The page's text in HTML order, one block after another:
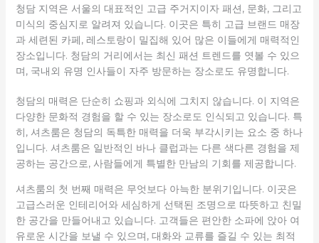
청담 지역은 서울의 대표적인 고급 주거지이자 패션, 문화, 그리고
미식의 중심지로 알려져 있습니다. 이곳은 특히 고급 브랜드 매장
과 세련된 카페, 레스토랑이 밀집해 있어 많은 이들에게 매력적인
장소입니다. 청담의 거리에서는 최신 패션 트렌드를 엿볼 수 있으
며, 국내외 유명 인사들이 자주 방문하는 장소로도 유명합니다.
청담의 매력은 단순히 쇼핑과 외식에 그치지 않습니다. 이 지역은
다양한 문화적 경험을 할 수 있는 장소로도 인식되고 있습니다. 특
히, 셔츠룸은 청담의 독특한 매력을 더욱 부각시키는 요소 중 하나
입니다. 셔츠룸은 일반적인 바나 클럽과는 다른 색다른 경험을 제
공하는 공간으로, 사람들에게 특별한 만남의 기회를 제공합니다.
셔츠룸의 첫 번째 매력은 무엇보다 아늑한 분위기입니다. 이곳은
고급스러운 인테리어와 세심하게 선택된 조명으로 따뜻하고 친밀
한 공간을 만들어내고 있습니다. 고객들은 편안한 소파에 앉아 여
유로운 시간을 보낼 수 있으며, 대화와 교류를 즐길 수 있는 최적